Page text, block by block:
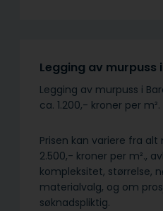
Legging av murpuss
Legging av murpuss i
ca. 1.200,- kroner per m².
Prisen kan variere fra
2.500,- kroner per m².,
kompleksitet, størrelse,
materialvalg, og om
søknadspliktig.